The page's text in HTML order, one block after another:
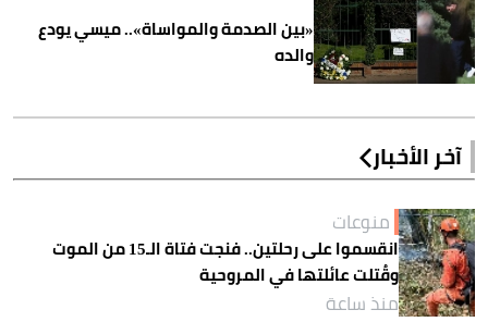
«بين الصدمة والمواساة».. ميسي يودع
والده
آخر الأخبار
منوعات
انقسموا على رحلتين.. فنجت فتاة الـ15 من الموت
وقُتلت عائلتها في المروحية
منذ ساعة